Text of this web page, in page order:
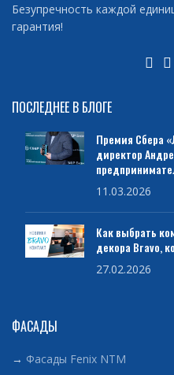
Безупречность каждой
гарантия!
ПОСЛЕДНЕЕ В БЛОГЕ
Премия Сбера
директор
11.03.2026
Как выбрать
декора Bravo,
27.02.2026
ФАСАДЫ
→ Фасады Fenix NTM